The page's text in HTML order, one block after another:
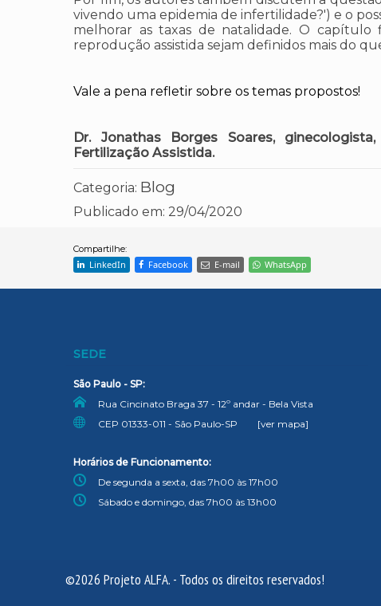
vivendo uma epidemia de infertilidade?') e o
melhorar as taxas de natalidade. O
reprodução assistida sejam definidos mais do
Vale a pena refletir sobre os temas propostos!
Dr. Jonathas Borges Soares,
Fertilização Assistida.
Categoria: Blog
Publicado em: 29/04/2020
Compartilhe:
LinkedIn Facebook E-mail WhatsApp
SEDE
São Paulo - SP:
Rua Cincinato Braga 37 - 12º andar - Bela Vista
CEP 01333-011 - São Paulo-SP
[ver mapa]
Horários de Funcionamento:
De segunda a sexta, das 7h00 às 17h00
Sábado e domingo, das 7h00 às 13h00
©2026 Projeto ALFA. - Todos os direitos reservados!